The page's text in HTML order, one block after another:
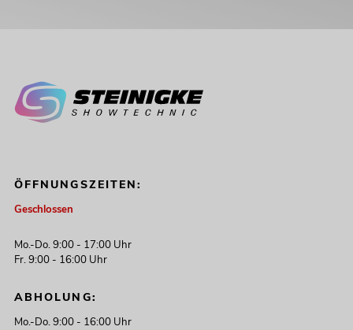
ÖFFNUNGSZEITEN:
Geschlossen
Mo.-Do. 9:00 - 17:00 Uhr
Fr. 9:00 - 16:00 Uhr
ABHOLUNG:
Mo.-Do. 9:00 - 16:00 Uhr